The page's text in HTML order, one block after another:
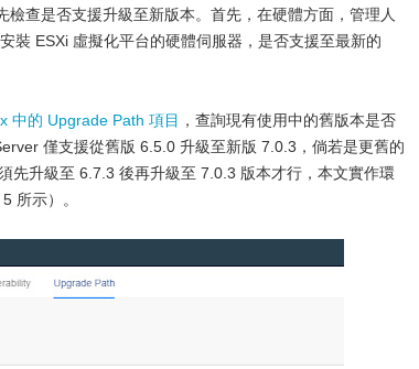
查是否支援升級至新版本。首先，在硬體方面，管理人
裝 ESXi 虛擬化平台的硬體伺服器，是否支援至最新的
中的 Upgrade Path 項目 ，查詢現有使用中的舊版本是否
僅支援從舊版 6.5.0 升級至新版 7.0.3，倘若是更舊的
先升級至 6.7.3 後再升級至 7.0.3 版本才行，本文實作環
所示）。